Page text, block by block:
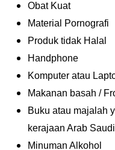
Obat Kuat
Material Pornografi
Produk tidak Halal
Handphone
Komputer atau
Makanan basah /
Buku atau majalah
kerajaan Arab Saudi
Minuman Alkohol